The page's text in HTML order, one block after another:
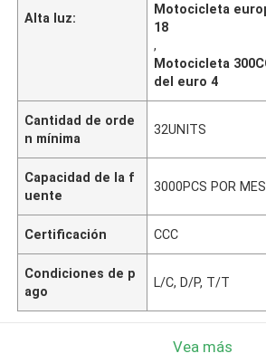
Alta luz:
Motocicleta
18
,
Motocicleta
del euro 4
Cantidad de orde
n mínima
32UNITS
Capacidad de la f
uente
3000PCS POR MES
Certificación CCC
Condiciones de p
ago
L/C, D/P, T/T
Vea más